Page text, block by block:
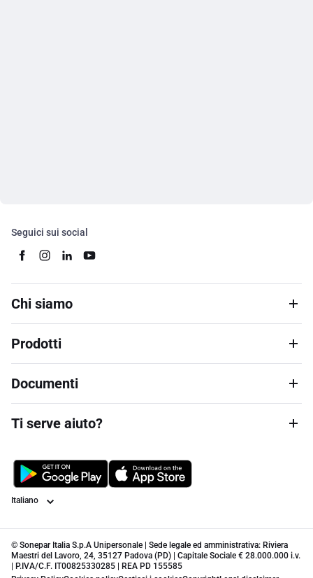
Seguici sui social
Chi siamo
Prodotti
Documenti
Ti serve aiuto?
Lingua
© Sonepar Italia S.p.A Unipersonale | Sede legale ed amministrativa: Riviera
Maestri del Lavoro, 24, 35127 Padova (PD) | Capitale Sociale € 28.000.000 i.v.
| P.IVA/C.F. IT00825330285 | REA PD 155585